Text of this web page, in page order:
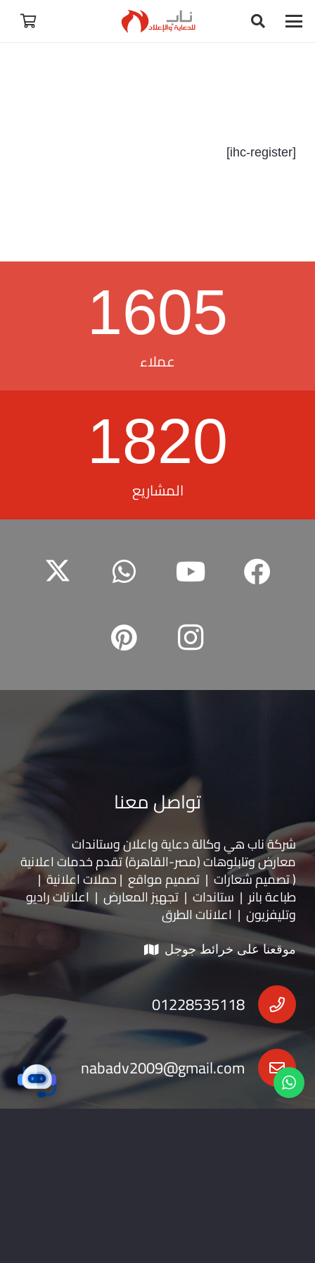
[ihc-register]
1605
عملاء
1820
المشاريع
تواصل معنا
شركة ناب هي وكالة دعاية واعلان وستاندات
معارضوتابلوهات(مصر-القاهرة) تقدم خدمات اعلانية
( تصميم شعارات | تصميم مواقع | حملات اعلانية |
طباعة بانر | ستاندات | تجهيز المعارض | اعلانات راديو
وتليفزيون | اعلانات الطرق
موقعنا على خرائط جوجل
01228535118
nabadv2009@gmail.com